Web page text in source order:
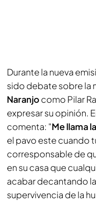
Durante la nueva
sido debate sobre la
Naranjo como Pilar
expresar su opinión.
comenta: "Me llama
el pavo este cuando
corresponsable de
en su casa que
acabar decantando
supervivencia de la